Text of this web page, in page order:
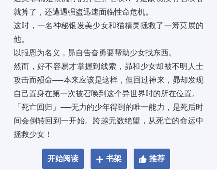
就算了，还遭遇强盗迅速面临性命危机。
这时，一名神秘银发美少女和猫精灵拯救了一筹莫展的
他。
以报恩为名义，昴自告奋勇要帮助少女找东西。
然而，好不容易才掌握到线索，昴和少女却被不明人士
攻击而殒命──本来应该是这样，但回过神来，昴却发现
自己置身在第一次被召唤到这个异世界时的所在位置。
「死亡回归」──无力的少年得到的唯一能力，是死后时
间会倒转回到一开始。跨越无数绝望，从死亡的命运中
拯救少女！
开始阅读 书架 推荐